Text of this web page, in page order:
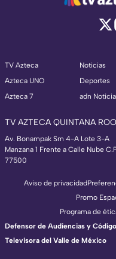
TV Azteca
Azteca UNO
Azteca 7
Noticias
Deportes
adn
TV AZTECA QUINTANA ROO
Av. Bonampak Sm 4-A Lote 3-A
Manzana 1 Frente a Calle Nube
77500
Aviso de privacidad
Promo
Programa de
Defensor de Audiencias y
Televisora del Valle de México